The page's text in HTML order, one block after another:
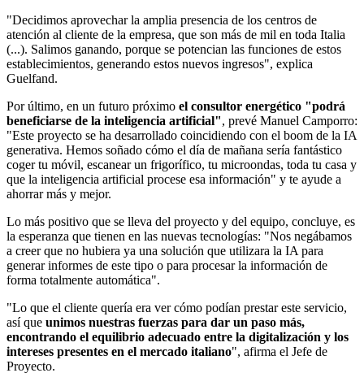
"Decidimos aprovechar la amplia presencia de los centros de
atención al cliente de la empresa, que son más de mil en toda Italia
(...). Salimos ganando, porque se potencian las funciones de estos
establecimientos, generando estos nuevos ingresos", explica
Guelfand.
Por último, en un futuro próximo el consultor energético "podrá
beneficiarse de la inteligencia artificial", prevé Manuel Camporro:
"Este proyecto se ha desarrollado coincidiendo con el boom de la IA
generativa. Hemos soñado cómo el día de mañana sería fantástico
coger tu móvil, escanear un frigorífico, tu microondas, toda tu casa y
que la inteligencia artificial procese esa información" y te ayude a
ahorrar más y mejor.
Lo más positivo que se lleva del proyecto y del equipo, concluye, es
la esperanza que tienen en las nuevas tecnologías: "Nos negábamos
a creer que no hubiera ya una solución que utilizara la IA para
generar informes de este tipo o para procesar la información de
forma totalmente automática".
"Lo que el cliente quería era ver cómo podían prestar este servicio,
así que unimos nuestras fuerzas para dar un paso más,
encontrando el equilibrio adecuado entre la digitalización y los
intereses presentes en el mercado italiano", afirma el Jefe de
Proyecto.